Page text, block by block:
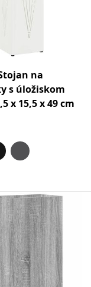
na
s úložiskom
x 15,5 x 49 cm